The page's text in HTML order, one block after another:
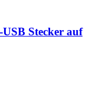
auf USB Typ-C
Stecker auf